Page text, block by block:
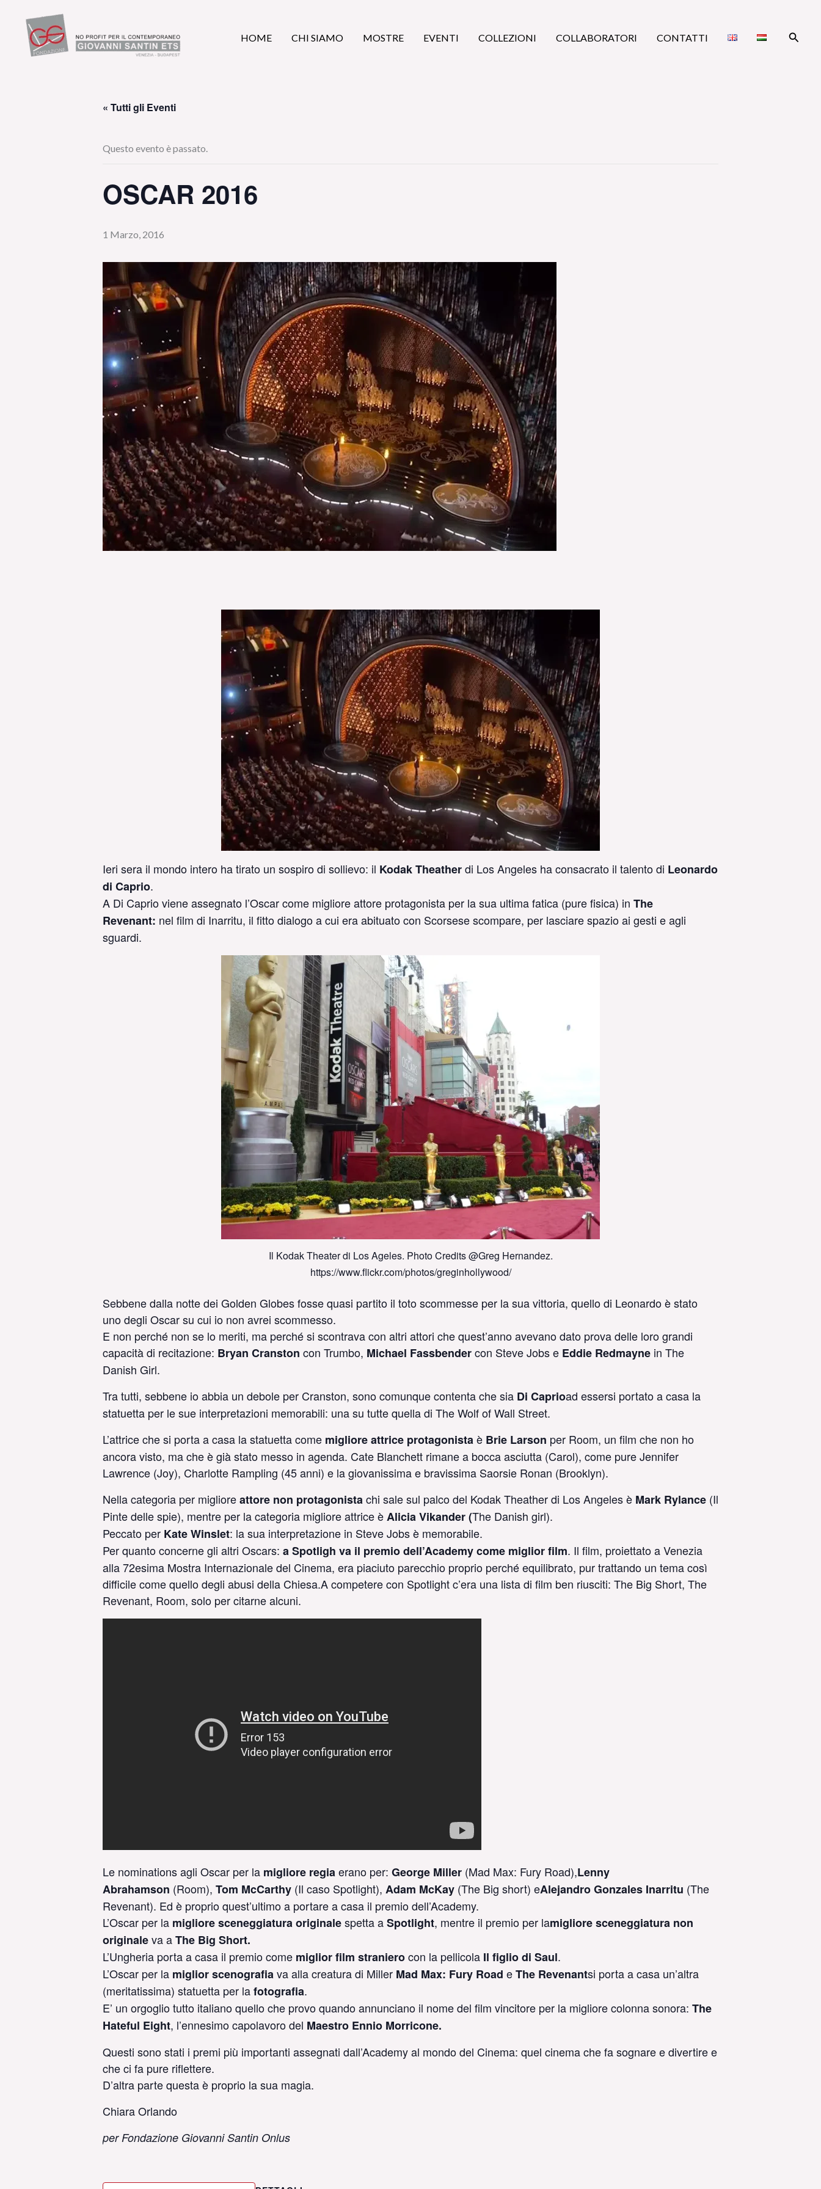
contenuto
HOME CHI SIAMO MOSTRE EVENTI COLLEZIONI COLLABORATORI CONTATTI Cerca
« Tutti gli Eventi
Questo evento è passato.
OSCAR 2016
1 Marzo, 2016
Ieri sera il mondo intero ha tirato un sospiro di sollievo: il Kodak Theatherdi Los Angeles ha consacrato il talento di Leonardo
di Caprio.
A Di Caprio viene assegnato l’Oscar come migliore attore protagonista per la sua ultima fatica (pure fisica) in The
Revenant: nel film di Inarritu, il fitto dialogo a cui era abituato con Scorsese scompare, per lasciare spazio ai gesti e agli
sguardi.
Il Kodak Theater di Los Ageles. Photo Credits @Greg Hernandez.
https://www.flickr.com/photos/greginhollywood/
Sebbene dalla notte dei Golden Globes fosse quasi partito il toto scommesse per la sua vittoria, quello di Leonardo è stato
uno degli Oscar su cui io non avrei scommesso.
E non perché non se lo meriti, ma perché si scontrava con altri attori che quest’anno avevano dato prova delle loro grandi
capacità di recitazione: Bryan Cranston con Trumbo, Michael Fassbendercon Steve Jobs e Eddie Redmayne in The
Danish Girl.
Tra tutti, sebbene io abbia un debole per Cranston, sono comunque contenta che sia Di Caprioad essersi portato a casa la
statuetta per le sue interpretazioni memorabili: una su tutte quella di The Wolf of Wall Street.
L’attrice che si porta a casa la statuetta come migliore attrice protagonistaè Brie Larson per Room, un film che non ho
ancora visto, ma che è già stato messo in agenda. Cate Blanchett rimane a bocca asciutta (Carol), come pure Jennifer
Lawrence (Joy), Charlotte Rampling (45 anni) e la giovanissima e bravissima Saorsie Ronan (Brooklyn).
Nella categoria per miglioreattore non protagonistachi sale sul palco del Kodak Theather di Los Angeles è Mark Rylance (Il
Pinte delle spie), mentre per la categoria migliore attrice èAlicia Vikander (The Danish girl).
Peccato per Kate Winslet: la sua interpretazione in Steve Jobs è memorabile.
Per quanto concerne gli altri Oscars: a Spotligh va il premio dell’Academy come miglior film. Il film, proiettato a Venezia
alla 72esima Mostra Internazionale del Cinema, era piaciuto parecchio proprio perché equilibrato, pur trattando un tema così
difficile come quello degli abusi della Chiesa.A competere con Spotlight c’era una lista di film ben riusciti: The Big Short, The
Revenant, Room, solo per citarne alcuni.
Le nominations agli Oscar per la migliore regiaerano per: George Miller (Mad Max: Fury Road),Lenny
Abrahamson (Room), Tom McCarthy (Il caso Spotlight), Adam McKay (The Big short) eAlejandro Gonzales Inarritu (The
Revenant). Ed è proprio quest’ultimo a portare a casa il premio dell’Academy.
L’Oscar per la migliore sceneggiatura originalespetta aSpotlight, mentre il premio per lamigliore sceneggiatura non
originaleva aThe Big Short.
L’Ungheria porta a casa il premio come miglior film stranierocon la pellicola Il figlio di Saul.
L’Oscar per la miglior scenografiava alla creatura di Miller Mad Max: Fury Road eThe Revenantsi porta a casa un’altra
(meritatissima) statuetta per lafotografia.
E’ un orgoglio tutto italiano quello che provo quando annunciano il nome del film vincitore per la migliore colonna sonora: The
Hateful Eight, l’ennesimo capolavoro del Maestro Ennio Morricone.
Questi sono stati i premi più importanti assegnati dall’Academy al mondo del Cinema: quel cinema che fa sognare e divertire e
che ci fa pure riflettere.
D’altra parte questa è proprio la sua magia.
Chiara Orlando
per Fondazione Giovanni Santin Onlus